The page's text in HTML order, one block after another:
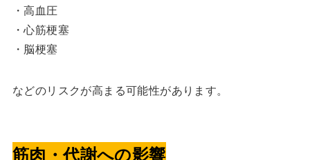
・高血圧
・心筋梗塞
・脳梗塞
などのリスクが高まる可能性があります。
筋肉・代謝への影響